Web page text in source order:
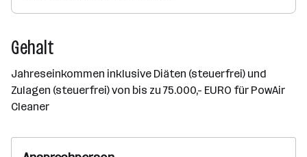
Gehalt
Jahreseinkommen inklusive Diäten (steuerfrei) und
Zulagen (steuerfrei) von bis zu 75.000,- EURO für PowAir
Cleaner